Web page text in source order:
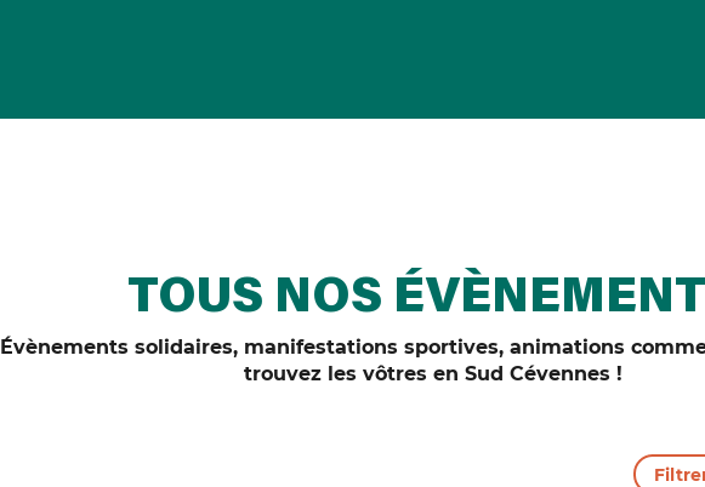
TOUS NOS
Évènements solidaires, manifestations sportives, animations
trouvez les vôtres en Sud Cévennes !